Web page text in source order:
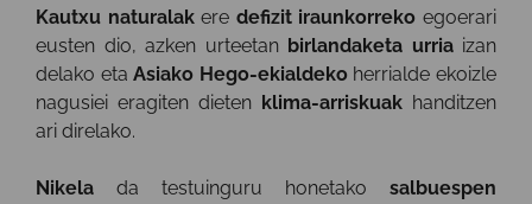
Kautxu naturalakere defizit iraunkorreko egoerari
eusten dio, azken urteetan birlandaketa urriaizan
delako etaAsiako Hego-ekialdekoherrialde ekoizle
nagusiei eragiten dieten klima-arriskuak handitzen
ari direlako.
Nikela da testuinguru honetako salbuespen